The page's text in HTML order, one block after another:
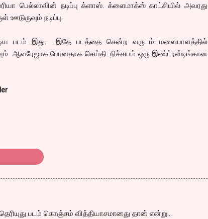
பெல்லாவின் நடிப்பு க்ளாஸ். க்ளைமாக்ஸ் காட்சியில் அவரது
நடிப்பு.
படம் இது. இதே படத்தை சென்ற வருடம் மலையாளத்தில்
ஆவரேஜாக போனதாக செய்தி. நிச்சயம் ஒரு இண்ட்ரஸ்டிங்கான
படம் கொஞ்சம் வித்தியாசமானது தான் என்று...